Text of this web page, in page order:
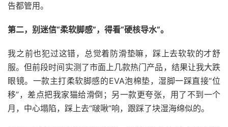
告都管用。
第二，别迷信“柔软脚感”，得看“硬核导水”。
我之前也犯过这错，总觉着防滑垫嘛，踩上去软软的才舒
服。但前段时间实测了市面上几款热门产品，结果让我大跌
眼镜。一款主打柔软脚感的EVA泡棉垫，湿脚一踩直接“位
移”，差点把我家猫给滑倒；另一款更夸张，用了不到一个
月，中心塌陷，踩上去“啵啾”响，跟踩了块湿海绵似的。